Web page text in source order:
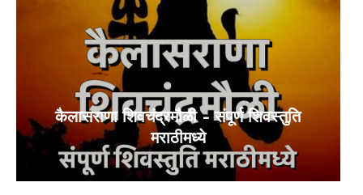
कैलासराणा शिवचंद्रमौळी – संपूर्ण शिवस्तुति
मराठीमध्ये